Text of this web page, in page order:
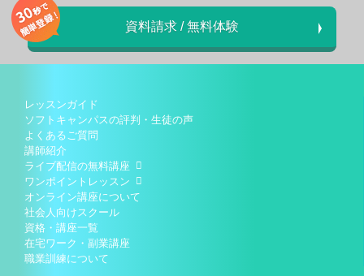
資料請求 / 無料体験
レッスンガイド
ソフトキャンパスの評判・生徒の声
よくあるご質問
講師紹介
ライブ配信の無料講座
ワンポイントレッスン
オンライン講座について
社会人向けスクール
資格・講座一覧
在宅ワーク・副業講座
職業訓練について